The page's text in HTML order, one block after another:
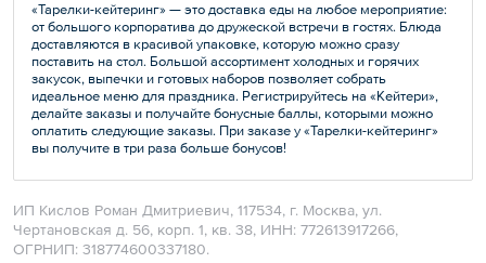
«Тарелки-кейтеринг» — это доставка еды на любое мероприятие:
от большого корпоратива до дружеской встречи в гостях. Блюда
доставляются в красивой упаковке, которую можно сразу
поставить на стол. Большой ассортимент холодных и горячих
закусок, выпечки и готовых наборов позволяет собрать
идеальное меню для праздника. Регистрируйтесь на «Кейтери»,
делайте заказы и получайте бонусные баллы, которыми можно
оплатить следующие заказы. При заказе у «Тарелки-кейтеринг»
вы получите в три раза больше бонусов!
ИП Кислов Роман Дмитриевич, 117534, г. Москва, ул.
Чертановская д. 56, корп. 1, кв. 38, ИНН: 772613917266,
ОГРНИП: 318774600337180.